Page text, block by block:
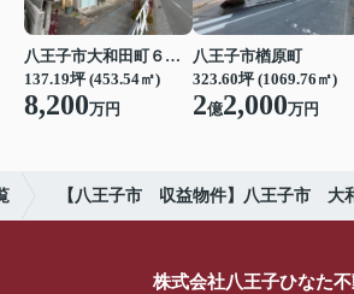
八王子市大和田町６丁目
137.19坪 (453.54㎡)
8,200万円
八王子市楢原町
323.60坪 (1069.76㎡)
2億2,000万円
【八王子市 収益物件】八王子市 大
株式会社八王子ひなた